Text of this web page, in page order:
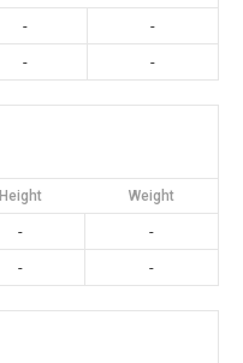
-
-
- -
Height Weight
-
-
- -